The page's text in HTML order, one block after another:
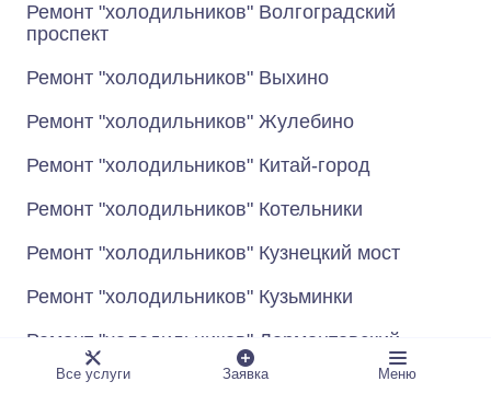
Ремонт "холодильников" Волгоградский
проспект
Ремонт "холодильников" Выхино
Ремонт "холодильников" Жулебино
Ремонт "холодильников" Китай-город
Ремонт "холодильников" Котельники
Ремонт "холодильников" Кузнецкий мост
Ремонт "холодильников" Кузьминки
Ремонт "холодильников" Лермонтовский
проспект
Все услуги Заявка Меню